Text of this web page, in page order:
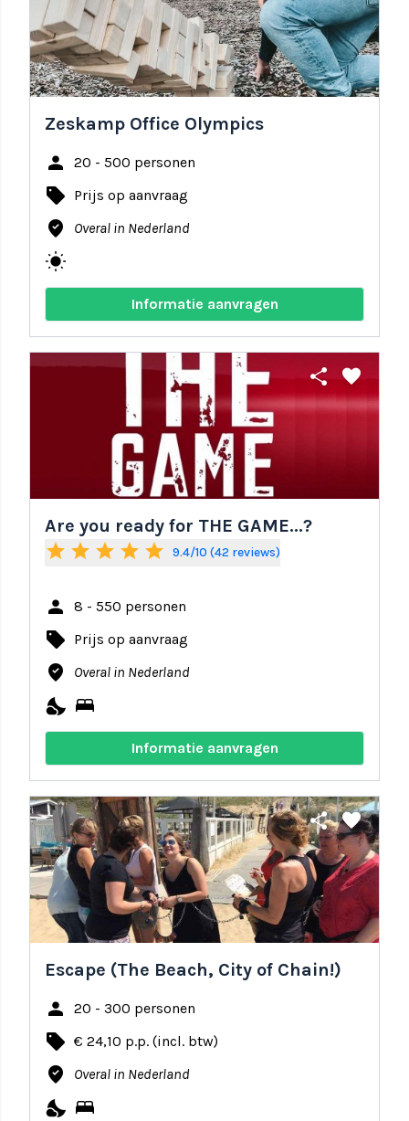
Zeskamp Office Olympics
person 20 - 500 personen
local_offer Prijs op aanvraag
where_to_vote Overal in Nederland
wb_sunny
Informatie aanvragen
share favorite
Are you ready for THE GAME...?
star star star star star 9.4/10 (42 reviews)
person 8 - 550 personen
local_offer Prijs op aanvraag
where_to_vote Overal in Nederland
nights_stay bed
Informatie aanvragen
share favorite
Escape (The Beach, City of Chain!)
person 20 - 300 personen
local_offer € 24,10 p.p. (incl. btw)
where_to_vote Overal in Nederland
nights_stay bed